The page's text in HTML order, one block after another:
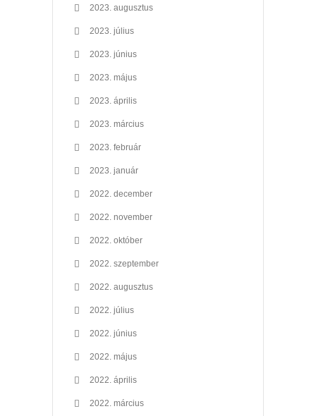
2023. augusztus
2023. július
2023. június
2023. május
2023. április
2023. március
2023. február
2023. január
2022. december
2022. november
2022. október
2022. szeptember
2022. augusztus
2022. július
2022. június
2022. május
2022. április
2022. március